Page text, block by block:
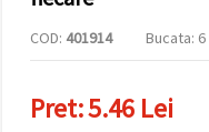
marketing.
Puteți fi de
cookie -
urile făcând
COD: 401914 Bucata: 6
Pret:5.46 Lei